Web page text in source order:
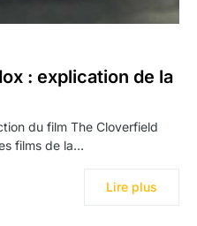
: explication de la
du film The Cloverfield
films de la…
Lire plus